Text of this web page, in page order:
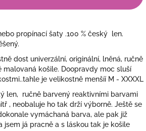
propínací šaty .100 % český len.
dost univerzální, originální, lněná, ručně
malovaná košile. Doopravdy moc sluší
je velikostně menšíí M - XXXXL
len, ručně barvený reaktivními barvami
, neobaluje ho tak drží výborně. Ještě se
vymáchaná barva, ale pak již
jsem já pracně a s láskou tak je košile